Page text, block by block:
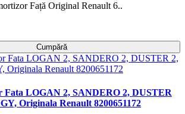
Față Original Renault 6..
Cumpără
Fata LOGAN 2, SANDERO 2, DUSTER
Originala Renault 8200651172